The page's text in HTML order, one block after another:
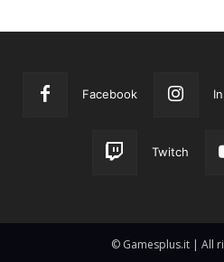
Facebook
Twitch
© Gamesplus.it | All